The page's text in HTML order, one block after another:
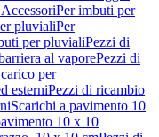
Per imbuti per
pluvialiPer
per pluvialiPezzi di
al vaporePezzi di
per
esterniPezzi di ricambio
Scarichi a pavimento 10
10 x 10